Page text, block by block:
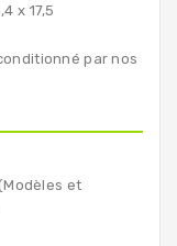
x 17,5
par nos
et